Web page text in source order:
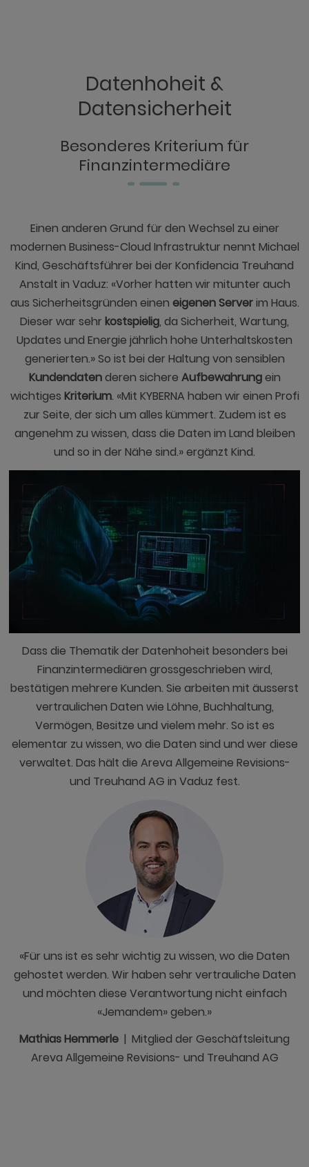
Datenhoheit &
Datensicherheit
Besonderes Kriterium für
Finanzintermediäre
Einen anderen Grund für den Wechsel zu einer
modernen Business-Cloud Infrastruktur nennt Michael
Kind, Geschäftsführer bei der Konfidencia Treuhand
Anstalt in Vaduz: «Vorher hatten wir mitunter auch
aus Sicherheitsgründen einen eigenen Serverim Haus.
Dieser war sehr kostspielig, da Sicherheit, Wartung,
Updates und Energie jährlich hohe Unterhaltskosten
generierten.» So ist bei der Haltung von sensiblen
Kundendatenderen sichere Aufbewahrungein
wichtiges Kriterium. «Mit KYBERNA haben wir einen Profi
zur Seite, der sich um alles kümmert. Zudem ist es
angenehm zu wissen, dass die Daten im Land bleiben
und so in der Nähe sind.» ergänzt Kind.
Dass die Thematik der Datenhoheit besonders bei
Finanzintermediären grossgeschrieben wird,
bestätigen mehrere Kunden. Sie arbeiten mit äusserst
vertraulichen Daten wie Löhne, Buchhaltung,
Vermögen, Besitze und vielem mehr. So ist es
elementar zu wissen, wo die Daten sind und wer diese
verwaltet. Das hält die Areva Allgemeine Revisions-
und Treuhand AG in Vaduz fest.
«Für uns ist es sehr wichtig zu wissen, wo die Daten
gehostet werden. Wir haben sehr vertrauliche Daten
und möchten diese Verantwortung nicht einfach
«Jemandem» geben.»
Mathias Hemmerle | Mitglied der Geschäftsleitung
Areva Allgemeine Revisions- und Treuhand AG